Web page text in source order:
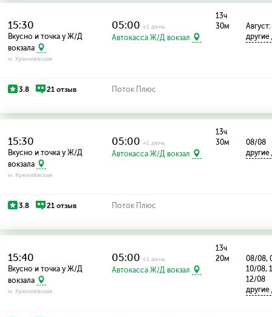
15:30
Вкусно и точка у Ж/Д
вокзала
м. Кремлёвская
05:00+1 день
Автокасса Ж/Д вокзал
13ч
30м
3.8 21 отзыв Поток Плюс
15:30
Вкусно и точка у Ж/Д
вокзала
м. Кремлёвская
05:00+1 день
Автокасса Ж/Д вокзал
13ч
30м
08/08
3.8 21 отзыв Поток Плюс
15:40
Вкусно и точка у Ж/Д
вокзала
м. Кремлёвская
05:00+1 день
Автокасса Ж/Д вокзал
13ч
20м
08/08,
10/08,
12/08